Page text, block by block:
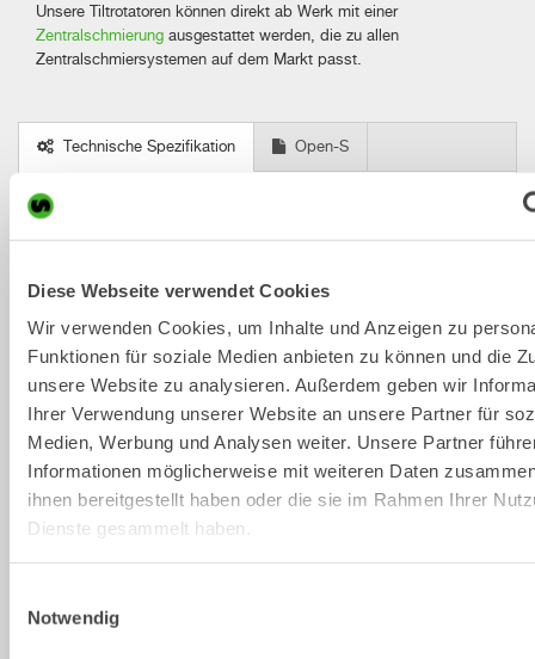
Diese Webseite verwendet Cookies
Wir verwenden Cookies, um Inhalte und Anzeigen zu
Funktionen für soziale Medien anbieten zu können und die
unsere Website zu analysieren. Außerdem geben wir
Ihrer Verwendung unserer Website an unsere Partner für
Medien, Werbung und Analysen weiter. Unsere Partner
Informationen möglicherweise mit weiteren Daten
ihnen bereitgestellt haben oder die sie im Rahmen Ihrer
Dienste gesammelt haben.
Notwendig
Unsere Tiltrotatoren können direkt ab Werk mit einer
Zentralschmierung ausgestattet werden, die zu allen
Zentralschmiersystemen auf dem Markt passt.
Technische Spezifikation Open-S
Tiltrotator-
Schnellwechsler
S45 S50 SQ50
Maschinengewicht
[ton]
Max.
Losbrechmoment
80 80 80 80
Greifzange gewicht